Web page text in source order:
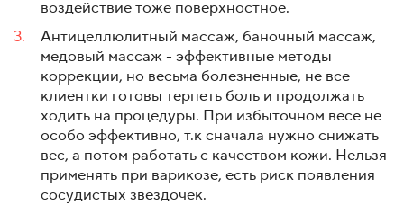
воздействие тоже поверхностное.
Антицеллюлитный массаж, баночный массаж,
медовый массаж - эффективные методы
коррекции, но весьма болезненные, не все
клиентки готовы терпеть боль и продолжать
ходить на процедуры. При избыточном весе не
особо эффективно, т.к сначала нужно снижать
вес, а потом работать с качеством кожи. Нельзя
применять при варикозе, есть риск появления
сосудистых звездочек.